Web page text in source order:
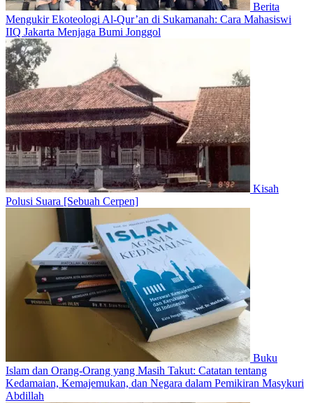
Berita
Mengukir Ekoteologi Al-Qur’an di Sukamanah: Cara Mahasiswi
IIQ Jakarta Menjaga Bumi Jonggol
Kisah
Polusi Suara [Sebuah Cerpen]
Buku
Islam dan Orang-Orang yang Masih Takut: Catatan tentang
Kedamaian, Kemajemukan, dan Negara dalam Pemikiran Masykuri
Abdillah